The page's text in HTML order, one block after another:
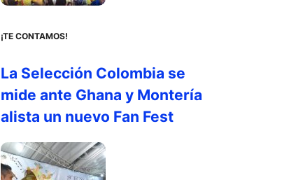
¡TE CONTAMOS!
La Selección Colombia se
mide ante Ghana y Montería
alista un nuevo Fan Fest